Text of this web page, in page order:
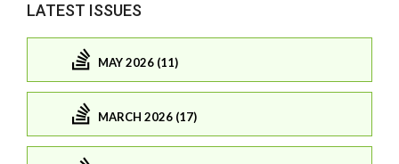
LATEST ISSUES
MAY 2026 (11)
MARCH 2026 (17)